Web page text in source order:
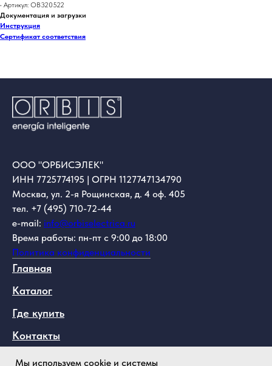
• Артикул: OB320522
Документация и загрузки
Инструкция
Сертификат соответствия
ООО "ОРБИСЭЛЕК"
ИНН 7725774195 | ОГРН 1127747134790
Москва, ул. 2-я Рощинская, д. 4 оф. 405
тел. +7 (495) 710-72-44
e-mail: info@orbiselectrica.ru
Время работы: пн-пт с 9:00 до 18:00
Политика конфиденциальности
Главная
Каталог
Где купить
Контакты
О компании
Мы используем cookie и системы